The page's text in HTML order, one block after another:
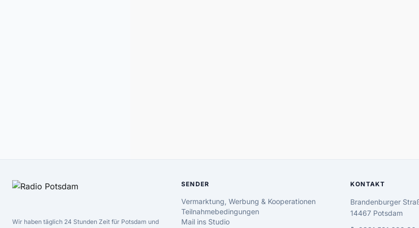
Wir haben täglich 24 Stunden Zeit für Potsdam und
SENDER
Vermarktung, Werbung & Kooperationen
Teilnahmebedingungen
Mail ins Studio
KONTAKT
Brandenburger
14467 Potsdam